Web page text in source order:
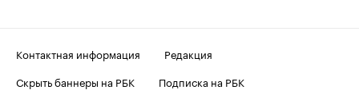
Контактная информация
Редакция
Скрыть баннеры на РБК
Подписка на РБК